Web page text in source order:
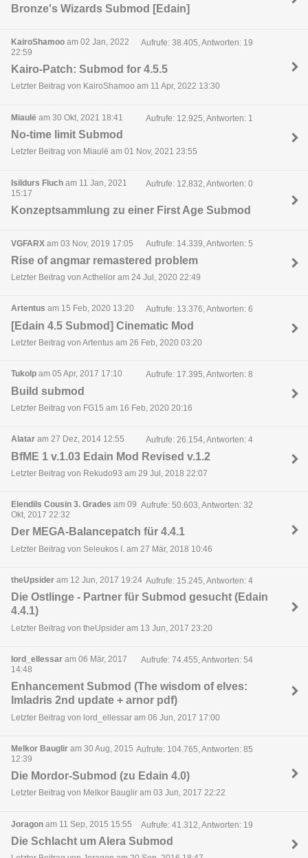
Bronze's Wizards Submod [Edain]
KairoShamoo am 02 Jan, 2022
22:59
Aufrufe: 38.405, Antworten: 19
Kairo-Patch: Submod for 4.5.5
Letzter Beitrag von KairoShamoo am 11 Apr, 2022 13:30
Miaulë am 30 Okt, 2021 18:41 Aufrufe: 12.925, Antworten: 1
No-time limit Submod
Letzter Beitrag von Miaulë am 01 Nov, 2021 23:55
Isildurs Fluch am 11 Jan, 2021
15:17
Aufrufe: 12.832, Antworten: 0
Konzeptsammlung zu einer First Age Submod
VGFARX am 03 Nov, 2019 17:05 Aufrufe: 14.339, Antworten: 5
Rise of angmar remastered problem
Letzter Beitrag von Acthelior am 24 Jul, 2020 22:49
Artentus am 15 Feb, 2020 13:20 Aufrufe: 13.376, Antworten: 6
[Edain 4.5 Submod] Cinematic Mod
Letzter Beitrag von Artentus am 26 Feb, 2020 03:20
Tukolp am 05 Apr, 2017 17:10 Aufrufe: 17.395, Antworten: 8
Build submod
Letzter Beitrag von FG15 am 16 Feb, 2020 20:16
Alatar am 27 Dez, 2014 12:55 Aufrufe: 26.154, Antworten: 4
BfME 1 v.1.03 Edain Mod Revised v.1.2
Letzter Beitrag von Rekudo93 am 29 Jul, 2018 22:07
Elendils Cousin 3. Grades am 09
Okt, 2017 22:32
Aufrufe: 50.603, Antworten: 32
Der MEGA-Balancepatch für 4.4.1
Letzter Beitrag von Seleukos I. am 27 Mär, 2018 10:46
theUpsider am 12 Jun, 2017 19:24 Aufrufe: 15.245, Antworten: 4
Die Ostlinge - Partner für Submod gesucht (Edain
4.4.1)
Letzter Beitrag von theUpsider am 13 Jun, 2017 23:20
lord_ellessar am 06 Mär, 2017
14:48
Aufrufe: 74.455, Antworten: 54
Enhancement Submod (The wisdom of elves:
Imladris 2nd update + arnor pdf)
Letzter Beitrag von lord_ellessar am 06 Jun, 2017 17:00
Melkor Bauglir am 30 Aug, 2015
12:39
Aufrufe: 104.765, Antworten: 85
Die Mordor-Submod (zu Edain 4.0)
Letzter Beitrag von Melkor Bauglir am 03 Jun, 2017 22:22
Joragon am 11 Sep, 2015 15:55 Aufrufe: 41.312, Antworten: 19
Die Schlacht um Alera Submod